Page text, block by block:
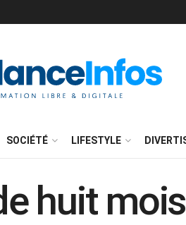
SOCIÉTÉ LIFESTYLE
huit